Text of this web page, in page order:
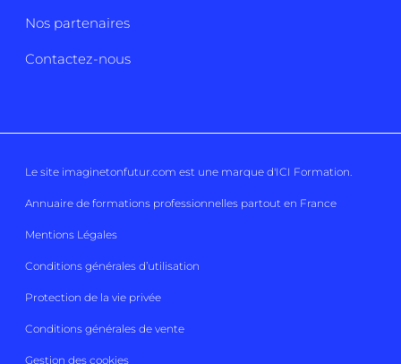
Nos partenaires
Contactez-nous
Le site imaginetonfutur.com est une marque d'ICI Formation.
Annuaire de formations professionnelles partout en France
Mentions Légales
Conditions générales d’utilisation
Protection de la vie privée
Conditions générales de vente
Gestion des cookies